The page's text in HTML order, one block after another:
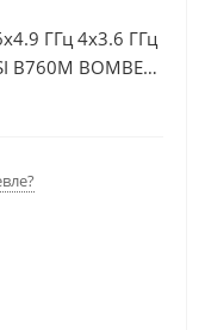
ГГц 4x3.6 ГГц
B760M BOMBER
Память